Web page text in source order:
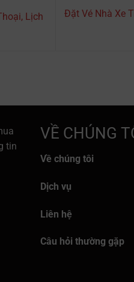
Lịch
Đặt Vé Nhà Xe
tin
VỀ CHÚNG
Về chúng tôi
Dịch vụ
Liên hệ
Câu hỏi thường gặp